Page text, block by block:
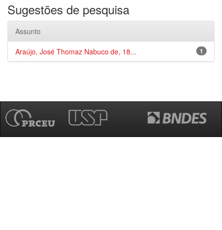
Sugestões de pesquisa
Assunto
1
Araújo, José Thomaz Nabuco de, 18...